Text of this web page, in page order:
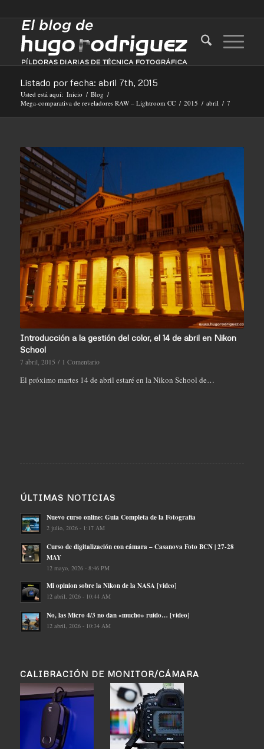
Listado por fecha: abril 7th, 2015
Usted está aquí: Inicio / Blog /
Mega-comparativa de reveladores RAW – Lightroom CC / 2015 / abril / 7
Introducción a la gestión del color, el 14 de abril en Nikon
School
7 abril, 2015 / 1 Comentario
El próximo martes 14 de abril estaré en la Nikon School de…
ÚLTIMAS NOTICIAS
Nuevo curso online: Guia Completa de la Fotografia
2 julio, 2026 - 1:17 AM
Curso de digitalización con cámara – Casanova Foto BCN | 27-28
MAY
12 mayo, 2026 - 8:46 PM
Mi opinion sobre la Nikon de la NASA [video]
12 abril, 2026 - 10:44 AM
No, las Micro 4/3 no dan «mucho» ruido… [video]
12 abril, 2026 - 10:34 AM
CALIBRACIÓN DE MONITOR/CÁMARA